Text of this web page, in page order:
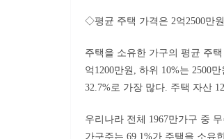
◇평균 주택 가격은 2억2500만원
주택을 소유한 가구의 평균 주
억1200만원, 하위 10%는 2500
32.7%로 가장 많다. 주택 자산
우리나라 전체 1967만가구 중
가구주는 69.1%가 주택을 소유